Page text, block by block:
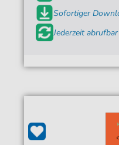
Sofortiger
Jederzeit abrufbar